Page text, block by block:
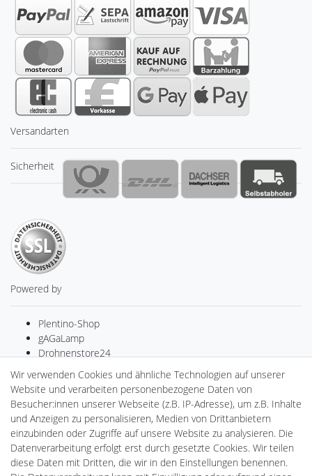
Versandarten
Sicherheit
Powered by
Plentino-Shop
gAGaLamp
Drohnenstore24
MeinUSB
Batteriespeicher
PlentiSolar
Gebrauchtlicht
Ledkauf
DEYESOLAR
Lightech Connect
CardanLight Europe
Wir verwenden Cookies und ähnliche Technologien auf unserer
Website und verarbeiten personenbezogene Daten von
Besucher:innen unserer Webseite (z.B. IP-Adresse), um z.B. Inhalte
und Anzeigen zu personalisieren, Medien von Drittanbietern
einzubinden oder Zugriffe auf unsere Website zu analysieren. Die
Datenverarbeitung erfolgt erst durch gesetzte Cookies. Wir teilen
diese Daten mit Dritten, die wir in den Einstellungen benennen.